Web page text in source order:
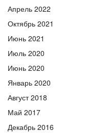
Апрель 2022
Октябрь 2021
Июнь 2021
Июль 2020
Июнь 2020
Январь 2020
Август 2018
Май 2017
Декабрь 2016